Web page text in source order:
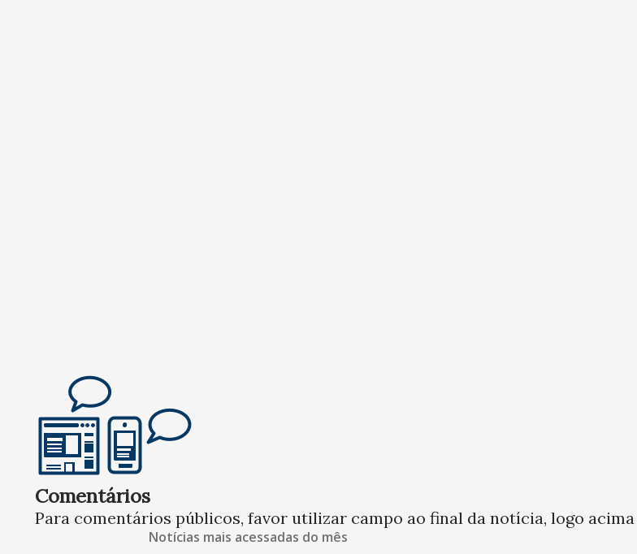
Comentários
Para comentários públicos, favor utilizar campo ao final da notícia, logo
Notícias mais acessadas do mês